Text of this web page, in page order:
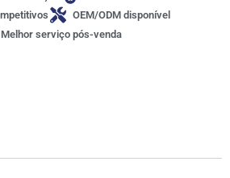
OEM/ODM disponível
Melhor serviço pós-venda